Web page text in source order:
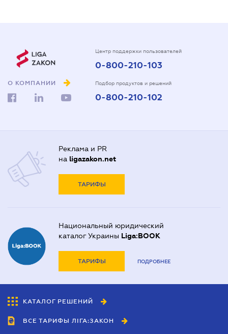
О КОМПАНИИ
Центр поддержки пользователей
0-800-210-103
Подбор продуктов и решений
0-800-210-102
Реклама и PR
на ligazakon.net
ТАРИФЫ
Национальный юридический
каталог Украины Liga:BOOK
ТАРИФЫ ПОДРОБНЕЕ
КАТАЛОГ РЕШЕНИЙ
ВСЕ ТАРИФЫ ЛІГА:ЗАКОН